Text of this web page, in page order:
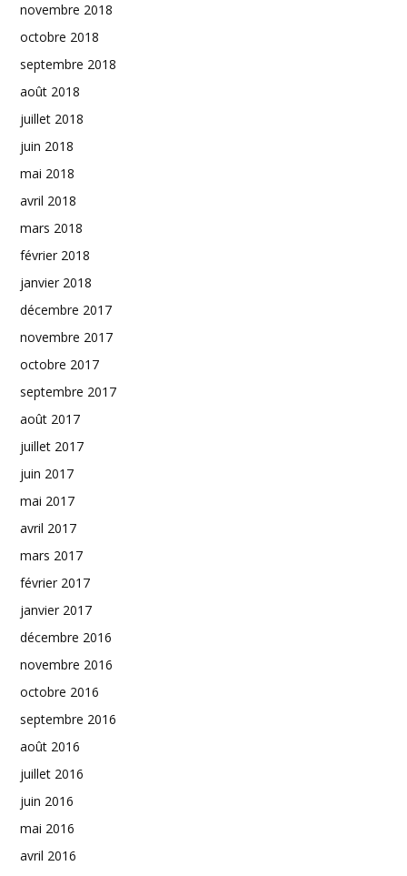
novembre 2018
octobre 2018
septembre 2018
août 2018
juillet 2018
juin 2018
mai 2018
avril 2018
mars 2018
février 2018
janvier 2018
décembre 2017
novembre 2017
octobre 2017
septembre 2017
août 2017
juillet 2017
juin 2017
mai 2017
avril 2017
mars 2017
février 2017
janvier 2017
décembre 2016
novembre 2016
octobre 2016
septembre 2016
août 2016
juillet 2016
juin 2016
mai 2016
avril 2016